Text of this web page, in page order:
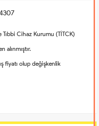
Tıbbi Cihaz Kurumu (TİTCK)
alınmıştır.
fiyatı olup değişkenlik